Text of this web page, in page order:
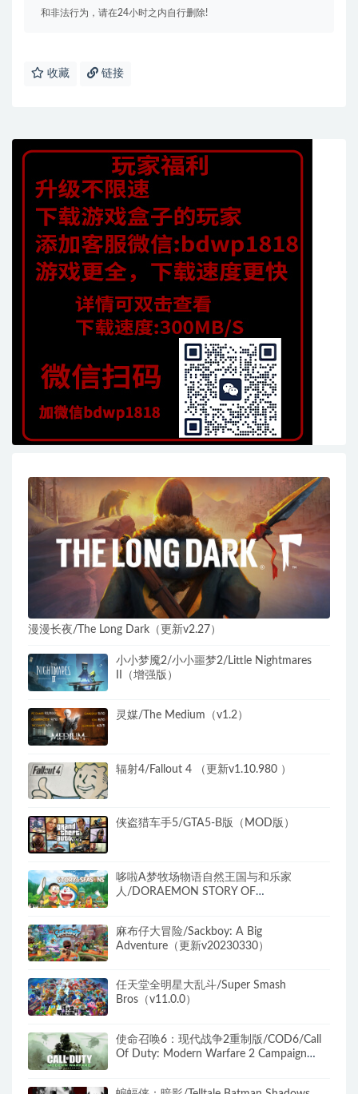
和非法行为，请在24小时之内自行删除!
收藏 链接
漫漫长夜/The Long Dark（更新v2.27）
小小梦魇2/小小噩梦2/Little Nightmares
II（增强版）
灵媒/The Medium（v1.2）
辐射4/Fallout 4 （更新v1.10.980 ）
侠盗猎车手5/GTA5-B版（MOD版）
哆啦A梦牧场物语自然王国与和乐家
人/DORAEMON STORY OF
麻布仔大冒险/Sackboy: A Big
Adventure（更新v20230330）
任天堂全明星大乱斗/Super Smash
Bros（v11.0.0）
使命召唤6：现代战争2重制版/COD6/Call
Of Duty: Modern Warfare 2 Campaign